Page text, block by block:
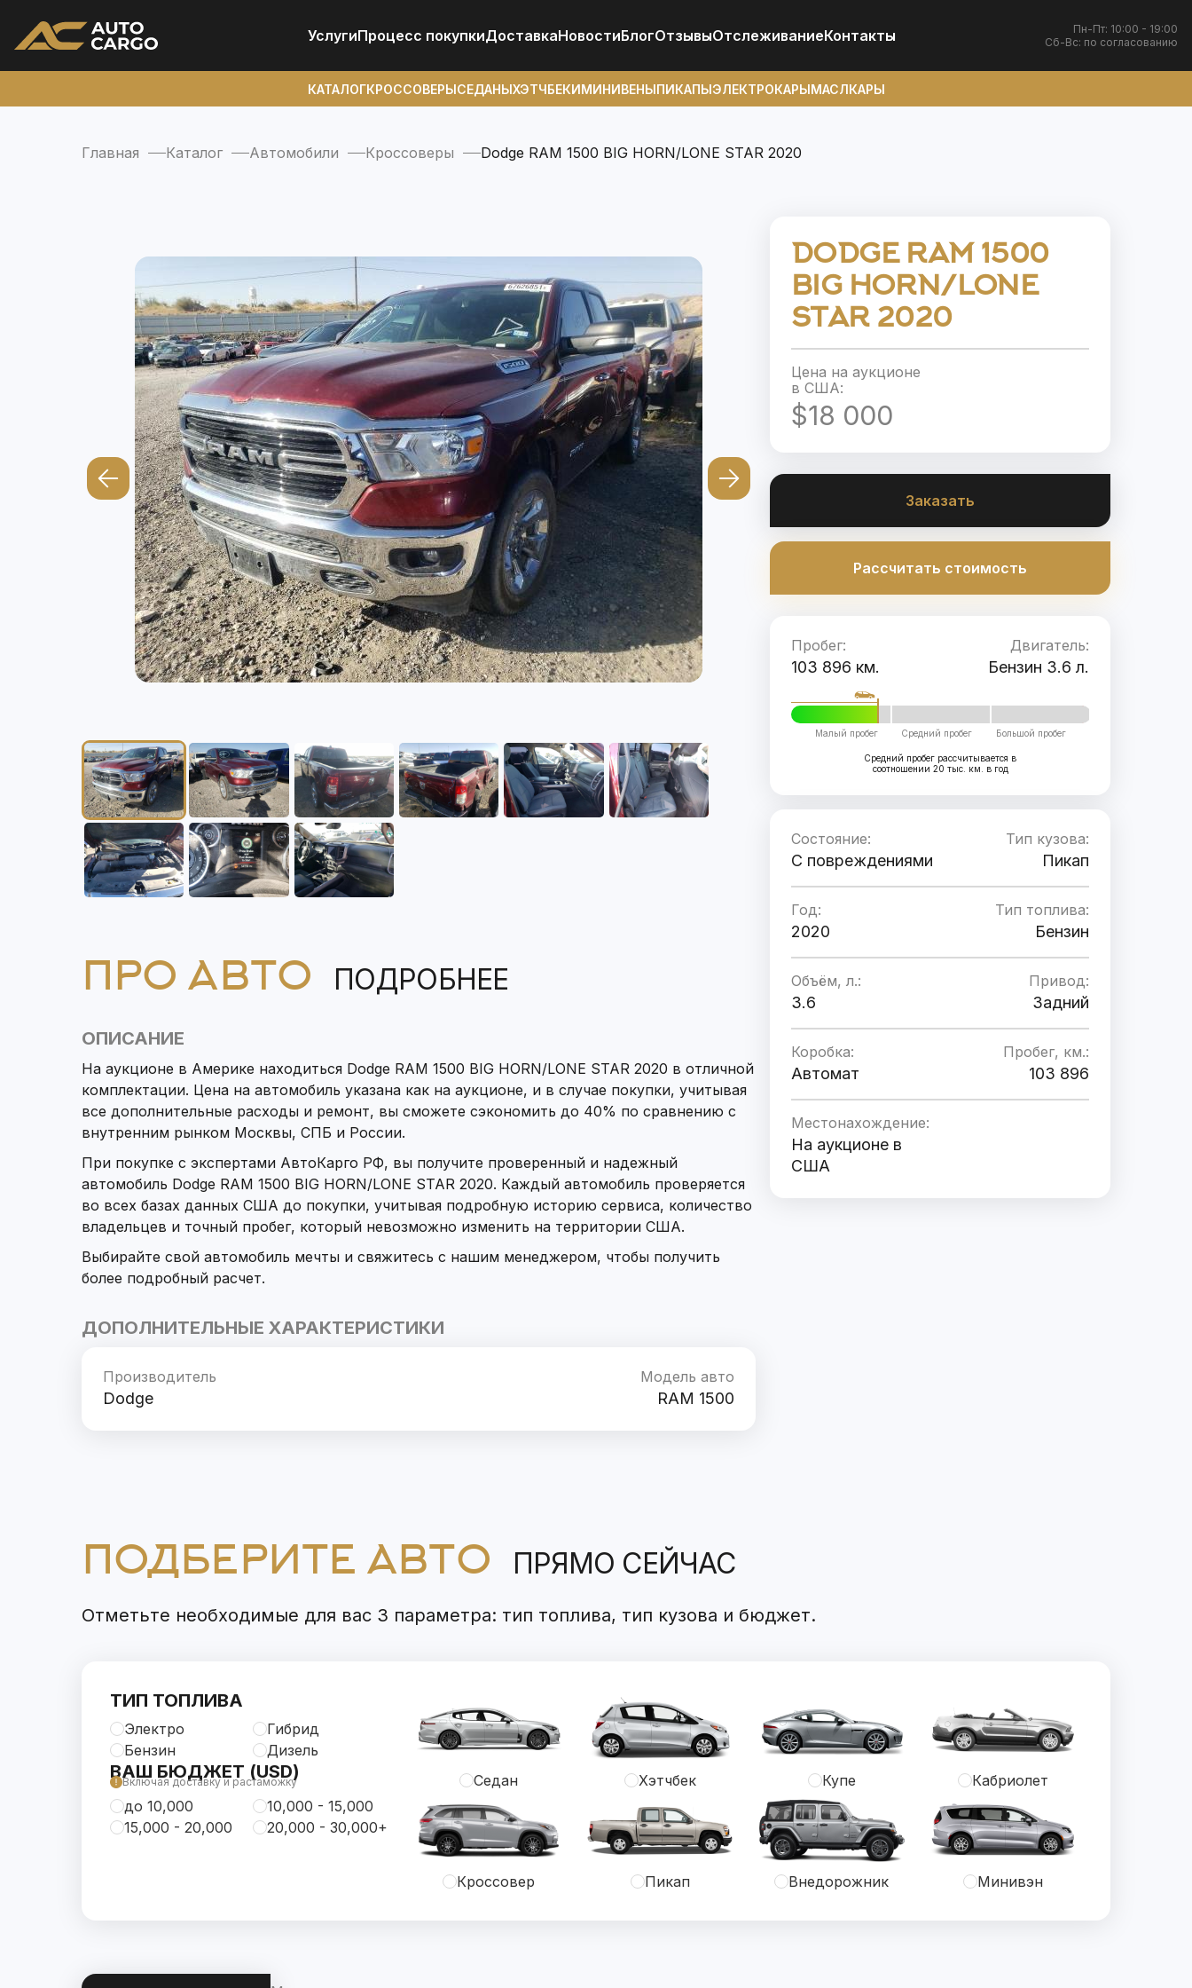
УслугиПроцесс покупкиДоставкаНовостиБлогОтзывыОтcлеживаниеКонтакты
Пн-Пт: 10:00 - 19:00
Сб-Вс: по согласованию
КАТАЛОГКРОССОВЕРЫСЕДАНЫХЭТЧБЕКИМИНИВЕНЫПИКАПЫЭЛЕКТРОКАРЫМАСЛКАРЫ
Главная Каталог Автомобили Кроссоверы Dodge RAM 1500 BIG HORN/LONE STAR 2020
ПРО АВТО ПОДРОБНЕЕ
ОПИСАНИЕ
На аукционе в Америке находиться Dodge RAM 1500 BIG HORN/LONE STAR 2020 в отличной
комплектации. Цена на автомобиль указана как на аукционе, и в случае покупки, учитывая
все дополнительные расходы и ремонт, вы сможете сэкономить до 40% по сравнению с
внутренним рынком Москвы, СПБ и России.
При покупке с экспертами АвтоКарго РФ, вы получите проверенный и надежный
автомобиль Dodge RAM 1500 BIG HORN/LONE STAR 2020. Каждый автомобиль проверяется
во всех базах данных США до покупки, учитывая подробную историю сервиса, количество
владельцев и точный пробег, который невозможно изменить на территории США.
Выбирайте свой автомобиль мечты и свяжитесь с нашим менеджером, чтобы получить
более подробный расчет.
ДОПОЛНИТЕЛЬНЫЕ ХАРАКТЕРИСТИКИ
Производитель
Dodge
Модель авто
RAM 1500
DODGE RAM 1500
BIG HORN/LONE
STAR 2020
Цена на аукционе
в США:
$18 000
Заказать
Рассчитать стоимость
Пробег:
103 896 км.
Двигатель:
Бензин 3.6 л.
Малый пробег Средний пробег Большой пробег
Средний пробег рассчитывается в
соотношении 20 тыс. км. в год
Состояние:
C повреждениями
Тип кузова:
Пикап
Год:
2020
Тип топлива:
Бензин
Объём, л.:
3.6
Привод:
Задний
Коробка:
Автомат
Пробег, км.:
103 896
Местонахождение:
На аукционе в
США
ПОДБЕРИТЕ АВТО ПРЯМО СЕЙЧАС
Отметьте необходимые для вас 3 параметра: тип топлива, тип кузова и бюджет.
ТИП ТОПЛИВА
Электро
Гибрид
Бензин
Дизель
ВАШ БЮДЖЕТ (USD)
Включая доставку и растаможку
до 10,000
10,000 - 15,000
15,000 - 20,000
20,000 - 30,000+
Седан Хэтчбек Купе Кабриолет
Кроссовер Пикап Внедорожник Минивэн